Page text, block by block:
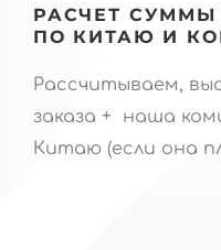
РАСЧЕТ СУММЫ
ПО КИТАЮ И
Рассчитываем,
заказа + наша
Китаю (если она